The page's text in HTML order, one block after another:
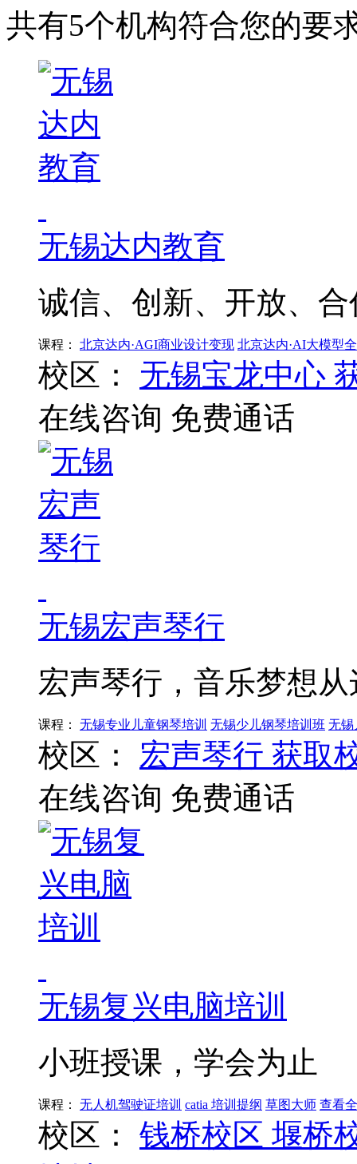
共有5个机构符合您的要
无锡达内教育
诚信、创新、开放、合
课程： 北京达内·AGI商业设计变现 北京达内·AI大模型
校区： 无锡宝龙中心
在线咨询 免费通话
无锡宏声琴行
宏声琴行，音乐梦想
课程： 无锡专业儿童钢琴培训 无锡少儿钢琴培训班 无锡
校区： 宏声琴行 获取
在线咨询 免费通话
无锡复兴电脑培训
小班授课，学会为止
课程： 无人机驾驶证培训 catia 培训提纲 草图大师 查看
校区： 钱桥校区 堰桥